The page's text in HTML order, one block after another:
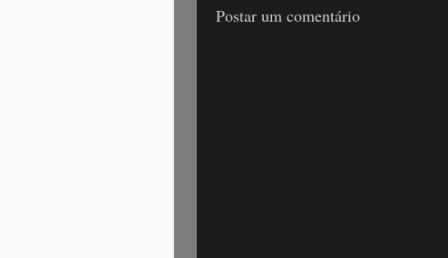
Postar um comentário